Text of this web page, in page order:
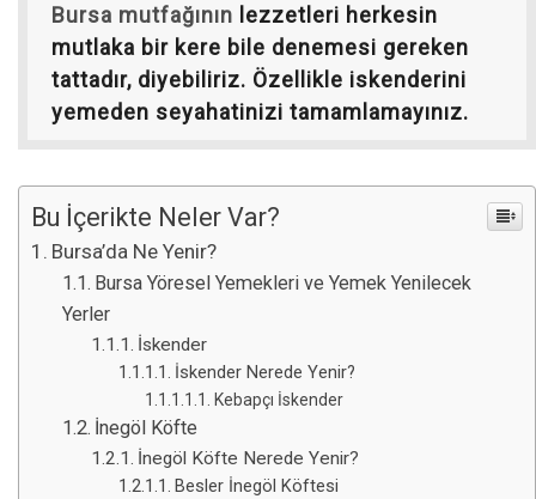
Bursa mutfağının lezzetleri herkesin
mutlaka bir kere bile denemesi gereken
tattadır, diyebiliriz. Özellikle iskenderini
yemeden seyahatinizi tamamlamayınız.
Bu İçerikte Neler Var?
Bursa’da Ne Yenir?
Bursa Yöresel Yemekleri ve Yemek Yenilecek
Yerler
İskender
İskender Nerede Yenir?
Kebapçı İskender
İnegöl Köfte
İnegöl Köfte Nerede Yenir?
Besler İnegöl Köftesi